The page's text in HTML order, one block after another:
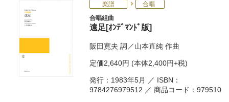
楽譜
合唱
合唱組曲
遠足[ｵﾝﾃﾞﾏﾝﾄﾞ版]
阪田寛夫 詞／山本直純 作曲
定価2,640円 (本体2,400円+税)
発行：1983年5月 ／ ISBN：
9784276979512 ／ 商品コード：979510